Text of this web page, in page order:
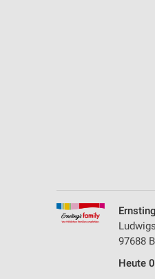
97688
Heute
Notwendig